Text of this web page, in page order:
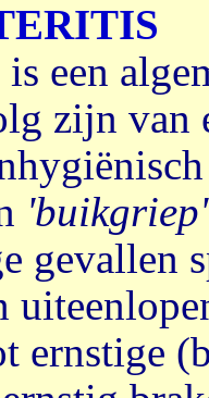
een
zijn van
'buikgriep'
gevallen
ernstige